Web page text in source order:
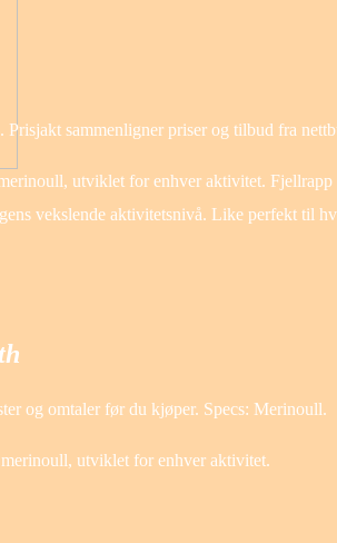
sammenligner priser og tilbud fra
utviklet for enhver aktivitet. Fjellrapp
vekslende aktivitetsnivå. Like perfekt til
og omtaler før du kjøper. Specs: Merinoull.
utviklet for enhver aktivitet.